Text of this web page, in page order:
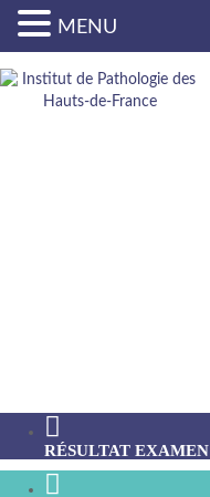
RÉSULTAT EXAMEN
MENU